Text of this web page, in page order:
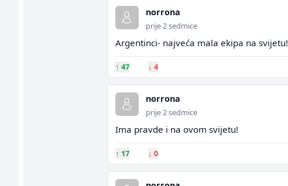
norrona
prije 2 sedmice
Argentinci- najveća mala ekipa na svijetu!
↑ 47 ↓ 4
norrona
prije 2 sedmice
Ima pravde i na ovom svijetu!
↑ 17 ↓ 0